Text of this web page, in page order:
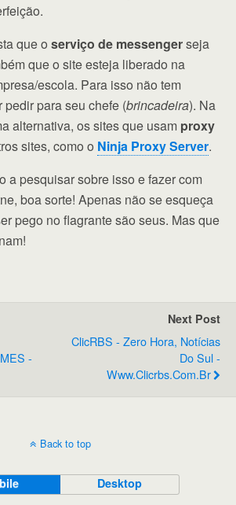
que o serviço de messengerseja
que o site esteja liberado na
escola. Para isso não tem
para seu chefe (brincadeira). Na
alternativa, os sites que usam proxy
sites, como o Ninja Proxy Server.
a pesquisar sobre isso e fazer com
boa sorte! Apenas não se esqueça
pego no flagrante são seus. Mas que
-
Next Post
ClicRBS - Zero Hora, Notícias
Do Sul -
Www.clicrbs.com.br
Back to top
Desktop